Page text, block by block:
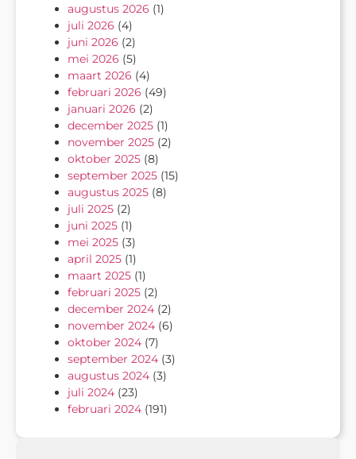
augustus 2026 (1)
juli 2026 (4)
juni 2026 (2)
mei 2026 (5)
maart 2026 (4)
februari 2026 (49)
januari 2026 (2)
december 2025 (1)
november 2025 (2)
oktober 2025 (8)
september 2025 (15)
augustus 2025 (8)
juli 2025 (2)
juni 2025 (1)
mei 2025 (3)
april 2025 (1)
maart 2025 (1)
februari 2025 (2)
december 2024 (2)
november 2024 (6)
oktober 2024 (7)
september 2024 (3)
augustus 2024 (3)
juli 2024 (23)
februari 2024 (191)